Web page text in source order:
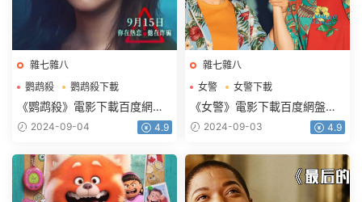
雜七雜八
鹦鹉殺
鹦鹉殺下載
鹦鹉殺電影下載
《鹦鹉殺》電影下載百度網盤
2023_HD國語中字2.16GB
2024-09-04 4.9
雜七雜八
女警
女警下載
女警電影下載
《女警》電影下載百度網盤
HD.720p.韓語中字1.27GB
2024-09-03 4.9